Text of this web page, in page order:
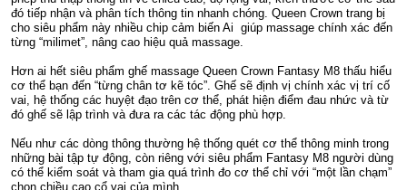
đó tiếp nhận và phân tích thông tin nhanh chóng. Queen Crown trang bị
cho siêu phẩm này nhiều chip cảm biến Ai giúp massage chính xác đến
từng “milimet”, nâng cao hiệu quả massage.
Hơn ai hết siêu phẩm ghế massage Queen Crown Fantasy M8 thấu hiểu
cơ thể bạn đến “từng chân tơ kẽ tóc”. Ghế sẽ định vị chính xác vị trí cố
vai, hệ thống các huyệt đạo trên cơ thể, phát hiện điểm đau nhức và từ
đó ghế sẽ lập trình và đưa ra các tác động phù hợp.
Nếu như các dòng thông thường hệ thống quét cơ thể thông minh trong
những bài tập tự động, còn riêng với siêu phẩm Fantasy M8 người dùng
có thể kiểm soát và tham gia quá trình đo cơ thể chỉ với “một lần chạm”
chọn chiều cao cổ vai của mình.